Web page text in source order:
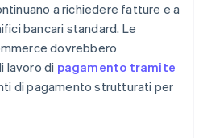
a richiedere fatture e a
bancari standard. Le
dovrebbero
lavoro di pagamento tramite
di pagamento strutturati per